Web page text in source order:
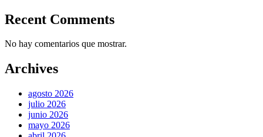
Recent Comments
No hay comentarios que mostrar.
Archives
agosto 2026
julio 2026
junio 2026
mayo 2026